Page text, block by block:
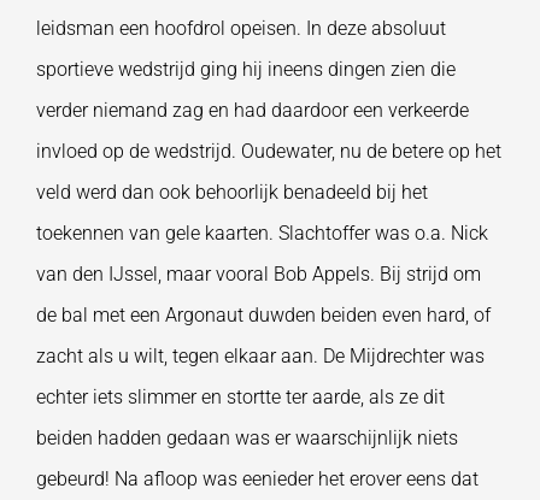
leidsman een hoofdrol opeisen. In deze absoluut
sportieve wedstrijd ging hij ineens dingen zien die
verder niemand zag en had daardoor een verkeerde
invloed op de wedstrijd. Oudewater, nu de betere op het
veld werd dan ook behoorlijk benadeeld bij het
toekennen van gele kaarten. Slachtoffer was o.a. Nick
van den IJssel, maar vooral Bob Appels. Bij strijd om
de bal met een Argonaut duwden beiden even hard, of
zacht als u wilt, tegen elkaar aan. De Mijdrechter was
echter iets slimmer en stortte ter aarde, als ze dit
beiden hadden gedaan was er waarschijnlijk niets
gebeurd! Na afloop was eenieder het erover eens dat